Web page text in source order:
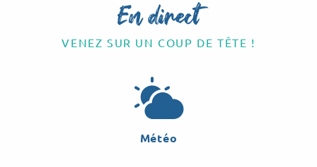
En direct
VENEZ SUR UN COUP DE TÊTE !
Météo